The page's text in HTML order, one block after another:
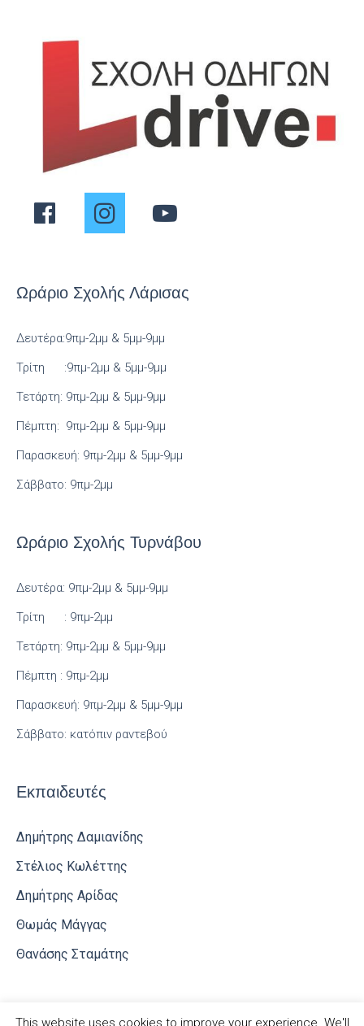
Ωράριο Σχολής Λάρισας
Δευτέρα:9πμ-2μμ & 5μμ-9μμ
Τρίτη :9πμ-2μμ & 5μμ-9μμ
Τετάρτη: 9πμ-2μμ & 5μμ-9μμ
Πέμπτη: 9πμ-2μμ & 5μμ-9μμ
Παρασκευή: 9πμ-2μμ & 5μμ-9μμ
Σάββατο: 9πμ-2μμ
Ωράριο Σχολής Τυρνάβου
Δευτέρα: 9πμ-2μμ & 5μμ-9μμ
Τρίτη : 9πμ-2μμ
Τετάρτη: 9πμ-2μμ & 5μμ-9μμ
Πέμπτη : 9πμ-2μμ
Παρασκευή: 9πμ-2μμ & 5μμ-9μμ
Σάββατο: κατόπιν ραντεβού
Εκπαιδευτές
Δημήτρης Δαμιανίδης
Στέλιος Κωλέττης
Δημήτρης Αρίδας
Θωμάς Μάγγας
Θανάσης Σταμάτης
This website uses cookies to improve your experience. We'll